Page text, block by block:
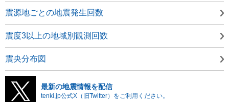
震源地ごとの地震発生回数
震度3以上の地域別観測回数
震央分布図
最新の地震情報を配信
tenki.jp公式X（旧Twitter）をご利用ください。